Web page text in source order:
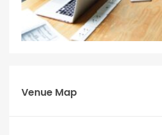
Venue Map